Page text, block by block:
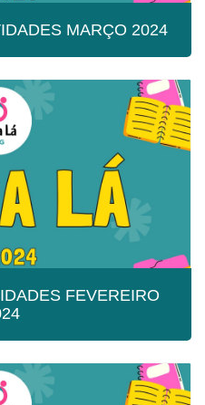
MARÇO 2024
MARÇO
FEVEREIRO
ATIVIDADES
2024